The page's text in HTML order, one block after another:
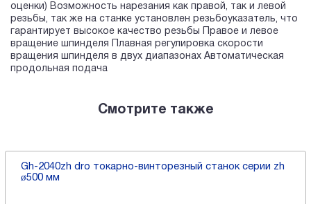
оценки) Возможность нарезания как правой, так и левой
резьбы, так же на станке установлен резьбоуказатель, что
гарантирует высокое качество резьбы Правое и левое
вращение шпинделя Плавная регулировка скорости
вращения шпинделя в двух диапазонах Автоматическая
продольная подача
Смотрите также
Gh-2040zh dro токарно-винторезный станок серии zh
ø500 мм